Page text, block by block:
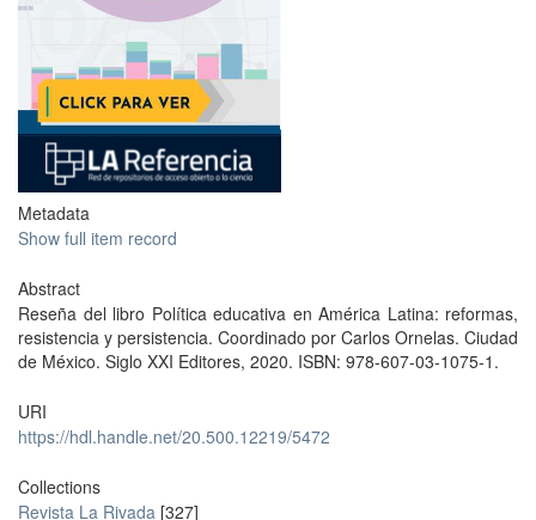
Metadata
Show full item record
Abstract
Reseña del libro Política educativa en América Latina: reformas,
resistencia y persistencia. Coordinado por Carlos Ornelas. Ciudad
de México. Siglo XXI Editores, 2020. ISBN: 978-607-03-1075-1.
URI
https://hdl.handle.net/20.500.12219/5472
Collections
Revista La Rivada [327]